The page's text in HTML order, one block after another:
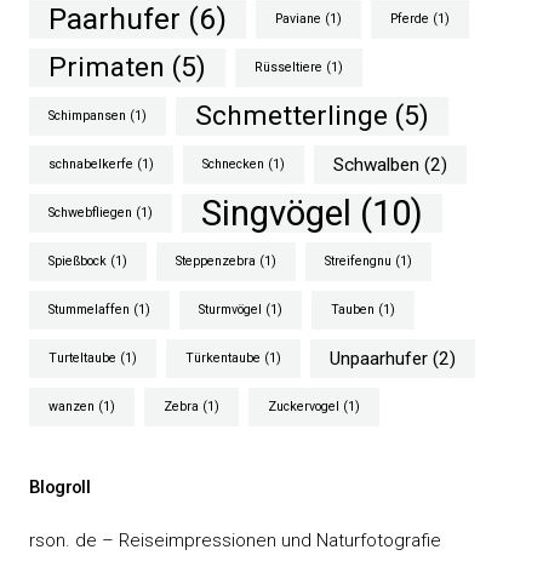
Paarhufer (6) Paviane (1) Pferde (1)
Primaten (5) Rüsseltiere (1)
Schimpansen (1) Schmetterlinge (5)
schnabelkerfe (1) Schnecken (1) Schwalben (2)
Schwebfliegen (1) Singvögel (10)
Spießbock (1) Steppenzebra (1) Streifengnu (1)
Stummelaffen (1) Sturmvögel (1) Tauben (1)
Turteltaube (1) Türkentaube (1) Unpaarhufer (2)
wanzen (1) Zebra (1) Zuckervogel (1)
Blogroll
rson. de – Reiseimpressionen und Naturfotografie